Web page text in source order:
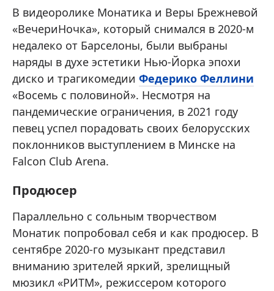
В видеоролике Монатика и Веры Брежневой
«ВечериНочка», который снимался в 2020-м
недалеко от Барселоны, были выбраны
наряды в духе эстетики Нью-Йорка эпохи
диско и трагикомедии Федерико Феллини
«Восемь с половиной». Несмотря на
пандемические ограничения, в 2021 году
певец успел порадовать своих белорусских
поклонников выступлением в Минске на
Falcon Club Arena.
Продюсер
Параллельно с сольным творчеством
Монатик попробовал себя и как продюсер. В
сентябре 2020-го музыкант представил
вниманию зрителей яркий, зрелищный
мюзикл «РИТМ», режиссером которого